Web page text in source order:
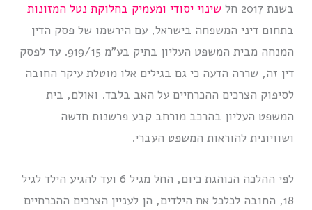
בשנת 2017 חל
שינוי יסודי ומעמיק בחלוקת נטל המזונות
בתחום דיני המשפחה בישראל, עם הירשמו של פסק הדין
המנחה מבית המשפט העליון בתיק בע”מ 919/15. עד לפסק
דין זה, שררה הדעה כי גם בגילים אלו מוטלת עיקר החובה
לסיפוק הצרכים ההכרחיים על האב בלבד. ואולם, בית
המשפט העליון בהרכב מורחב קבע פרשנות חדשה
ושוויונית להוראות המשפט העברי.
לפי ההלכה הנוהגת כיום, החל מגיל 6 ועד להגיע הילד לגיל
18, החובה לכלכל את הילדים, הן לעניין הצרכים ההכרחיים